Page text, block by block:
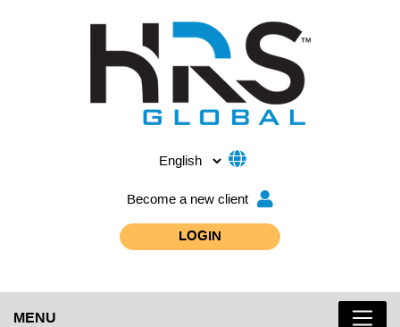
Become a new client
LOGIN
MENU